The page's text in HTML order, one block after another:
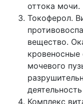
оттока мочи.
Токоферол.
вещество.
мочевого
Комплекс